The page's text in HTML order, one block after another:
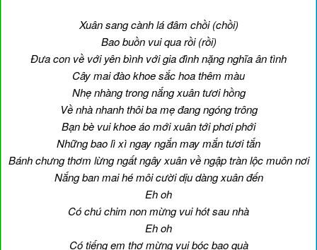
Xuân sang cành lá đâm chồi (chồi)
Bao buồn vui qua rồi (rồi)
Đưa con về với yên bình với gia đình nặng nghĩa ân tình
Cây mai đào khoe sắc hoa thêm màu
Nhẹ nhàng trong nắng xuân tươi hồng
Về nhà nhanh thôi ba mẹ đang ngóng trông
Bạn bè vui khoe áo mới xuân tới phơi phới
Những bao lì xì ngay ngắn may mắn tươi tắn
Bánh chưng thơm lừng ngất ngây xuân về ngập tràn lộc muôn nơi
Nắng ban mai hé môi cười dịu dàng xuân đến
Eh oh
Có chú chim non mừng vui hót sau nhà
Eh oh
Có tiếng em thơ mừng vui bóc bao quà